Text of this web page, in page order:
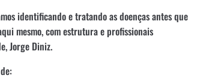
identificando e tratando as doenças antes que
mesmo, com estrutura e profissionais
Jorge Diniz.